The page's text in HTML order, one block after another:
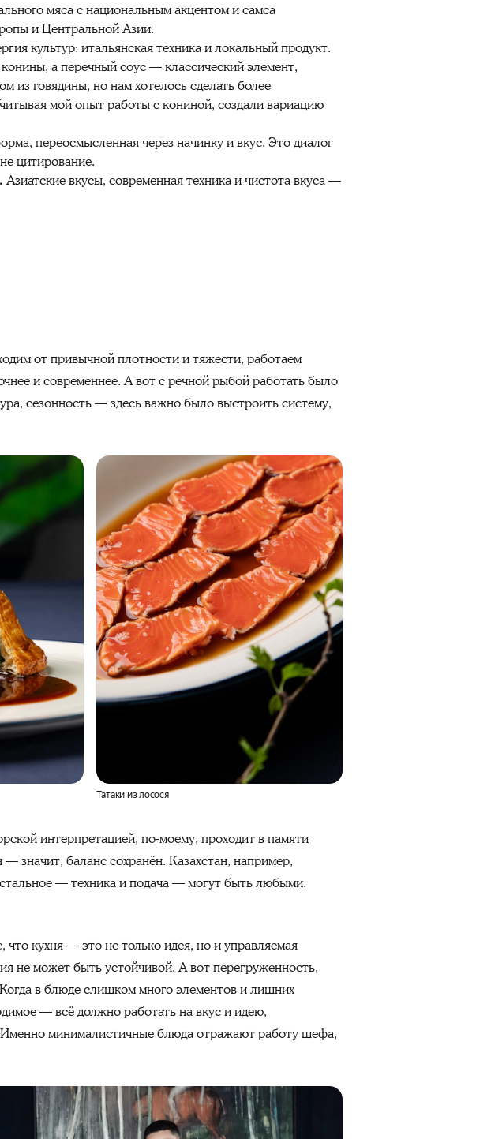
мяса с национальным акцентом и самса
и Центральной Азии.
культур: итальянская техника и локальный продукт.
а перечный соус — классический элемент,
из говядины, но нам хотелось сделать более
мой опыт работы с кониной, создали вариацию
переосмысленная через начинку и вкус. Это диалог
цитирование.
Азиатские вкусы, современная техника и чистота вкуса —
от привычной плотности и тяжести, работаем
и современнее. А вот с речной рыбой работать было
сезонность — здесь важно было выстроить систему,
Татаки из лосося
интерпретацией, по-моему, проходит в памяти
значит, баланс сохранён. Казахстан, например,
— техника и подача — могут быть любыми.
кухня — это не только идея, но и управляемая
не может быть устойчивой. А вот перегруженность,
в блюде слишком много элементов и лишних
— всё должно работать на вкус и идею,
минималистичные блюда отражают работу шефа,